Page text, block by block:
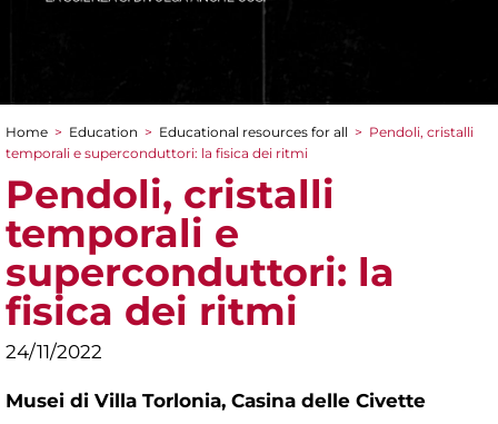
You are here
Home > Education > Educational resources for all > Pendoli, cristalli
temporali e superconduttori: la fisica dei ritmi
Pendoli, cristalli
temporali e
superconduttori: la
fisica dei ritmi
24/11/2022
Musei di Villa Torlonia, Casina delle Civette